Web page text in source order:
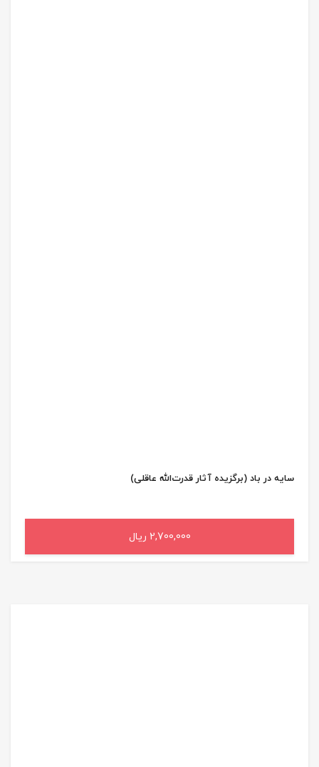
سایه در باد (برگزیده آثار قدرت‌الله عاقلی)
2,700,000 ریال
افزودن به سبد خرید